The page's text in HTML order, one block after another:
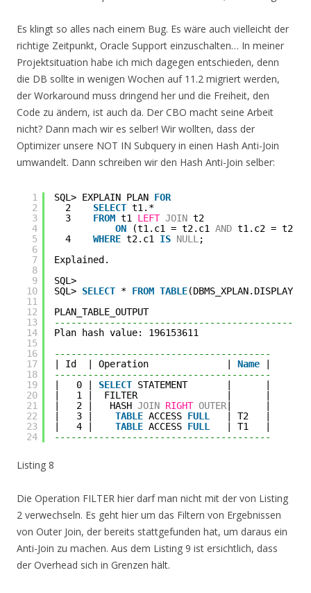
Es klingt so alles nach einem Bug. Es wäre auch vielleicht der
richtige Zeitpunkt, Oracle Support einzuschalten… In meiner
Projektsituation habe ich mich dagegen entschieden, denn
die DB sollte in wenigen Wochen auf 11.2 migriert werden,
der Workaround muss dringend her und die Freiheit, den
Code zu ändern, ist auch da. Der CBO macht seine Arbeit
nicht? Dann mach wir es selber! Wir wollten, dass der
Optimizer unsere NOT IN Subquery in einen Hash Anti-Join
umwandelt. Dann schreiben wir den Hash Anti-Join selber:
1
2
3
4
5
6
7
8
9
10
11
12
13
14
15
16
17
18
19
20
21
22
23
24
SQL> EXPLAIN PLAN FOR
2 SELECT t1.*
3 FROM t1 LEFT JOIN t2
ON
(t1.c1 = t2.c1 AND t1.c2 =
4 WHERE t2.c1 IS NULL ;
Explained.
SQL>
SQL> SELECT * FROM TABLE(DBMS_XPLAN.DISPLAY(
PLAN_TABLE_OUTPUT
Plan hash value: 196153611
---------------------------------------
| Id  | Operation              | Name
---------------------------------------
|   0 | SELECT STATEMENT       |      |
|   1 |  FILTER                |      |
|   2 |   HASH JOIN RIGHT OUTER
|   3 | TABLE ACCESS FULL
| T2   |
|   4 | TABLE ACCESS FULL
| T1   |
---------------------------------------
Listing 8
Die Operation FILTER hier darf man nicht mit der von Listing
2 verwechseln. Es geht hier um das Filtern von Ergebnissen
von Outer Join, der bereits stattgefunden hat, um daraus ein
Anti-Join zu machen. Aus dem Listing 9 ist ersichtlich, dass
der Overhead sich in Grenzen hält.